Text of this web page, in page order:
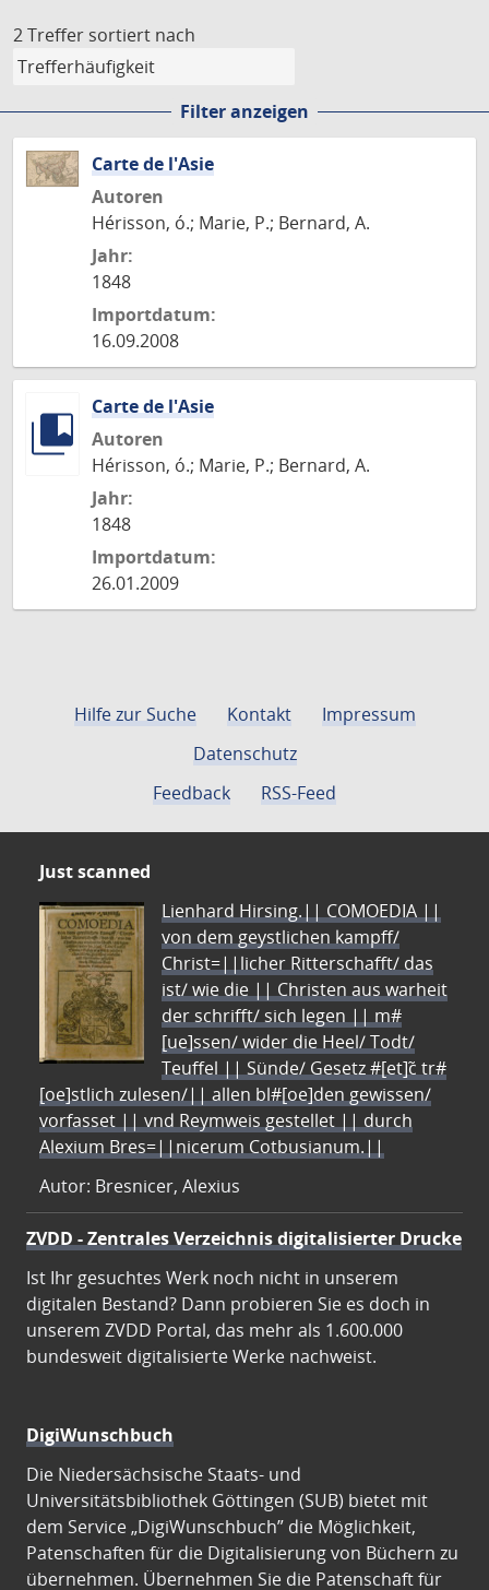
2 Treffer sortiert nach
Filter anzeigen
Carte de l'Asie
Autoren
Hérisson, ó.; Marie, P.; Bernard, A.
Jahr:
1848
Importdatum:
16.09.2008
Carte de l'Asie
Autoren
Hérisson, ó.; Marie, P.; Bernard, A.
Jahr:
1848
Importdatum:
26.01.2009
Hilfe zur Suche Kontakt
Impressum
Datenschutz
Feedback
RSS-Feed
Just scanned
Lienhard Hirsing.|| COMOEDIA ||
von dem geystlichen kampff/
Christ=||licher Ritterschafft/ das
ist/ wie die || Christen aus warheit
der schrifft/ sich legen || m#
[ue]ssen/ wider die Heel/ Todt/
Teuffel || Sünde/ Gesetz #[et]c̃ tr#
[oe]stlich zulesen/|| allen bl#[oe]den gewissen/
vorfasset || vnd Reymweis gestellet || durch
Alexium Bres=||nicerum Cotbusianum.||
Autor: Bresnicer, Alexius
ZVDD - Zentrales Verzeichnis digitalisierter Drucke
Ist Ihr gesuchtes Werk noch nicht in unserem
digitalen Bestand? Dann probieren Sie es doch in
unserem ZVDD Portal, das mehr als 1.600.000
bundesweit digitalisierte Werke nachweist.
DigiWunschbuch
Die Niedersächsische Staats- und
Universitätsbibliothek Göttingen (SUB) bietet mit
dem Service „DigiWunschbuch” die Möglichkeit,
Patenschaften für die Digitalisierung von Büchern zu
übernehmen. Übernehmen Sie die Patenschaft für